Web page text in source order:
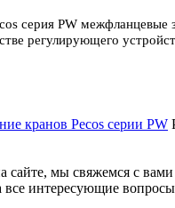
серия PW межфланцевые
регулирующего
кранов Pecos серии PW
сайте, мы свяжемся с
все интересующие